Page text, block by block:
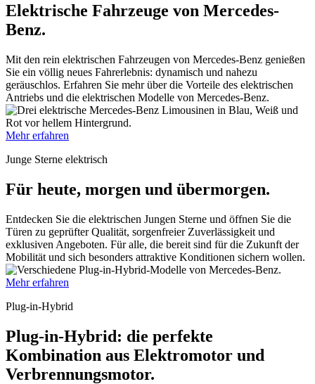
Elektrische Fahrzeuge von Mercedes-
Benz.
Mit den rein elektrischen Fahrzeugen von Mercedes-Benz genießen
Sie ein völlig neues Fahrerlebnis: dynamisch und nahezu
geräuschlos. Erfahren Sie mehr über die Vorteile des elektrischen
Antriebs und die elektrischen Modelle von Mercedes-Benz.
Mehr erfahren
Junge Sterne elektrisch
Für heute, morgen und übermorgen.
Entdecken Sie die elektrischen Jungen Sterne und öffnen Sie die
Türen zu geprüfter Qualität, sorgenfreier Zuverlässigkeit und
exklusiven Angeboten. Für alle, die bereit sind für die Zukunft der
Mobilität und sich besonders attraktive Konditionen sichern wollen.
Mehr erfahren
Plug-in-Hybrid
Plug-in-Hybrid: die perfekte
Kombination aus Elektromotor und
Verbrennungsmotor.